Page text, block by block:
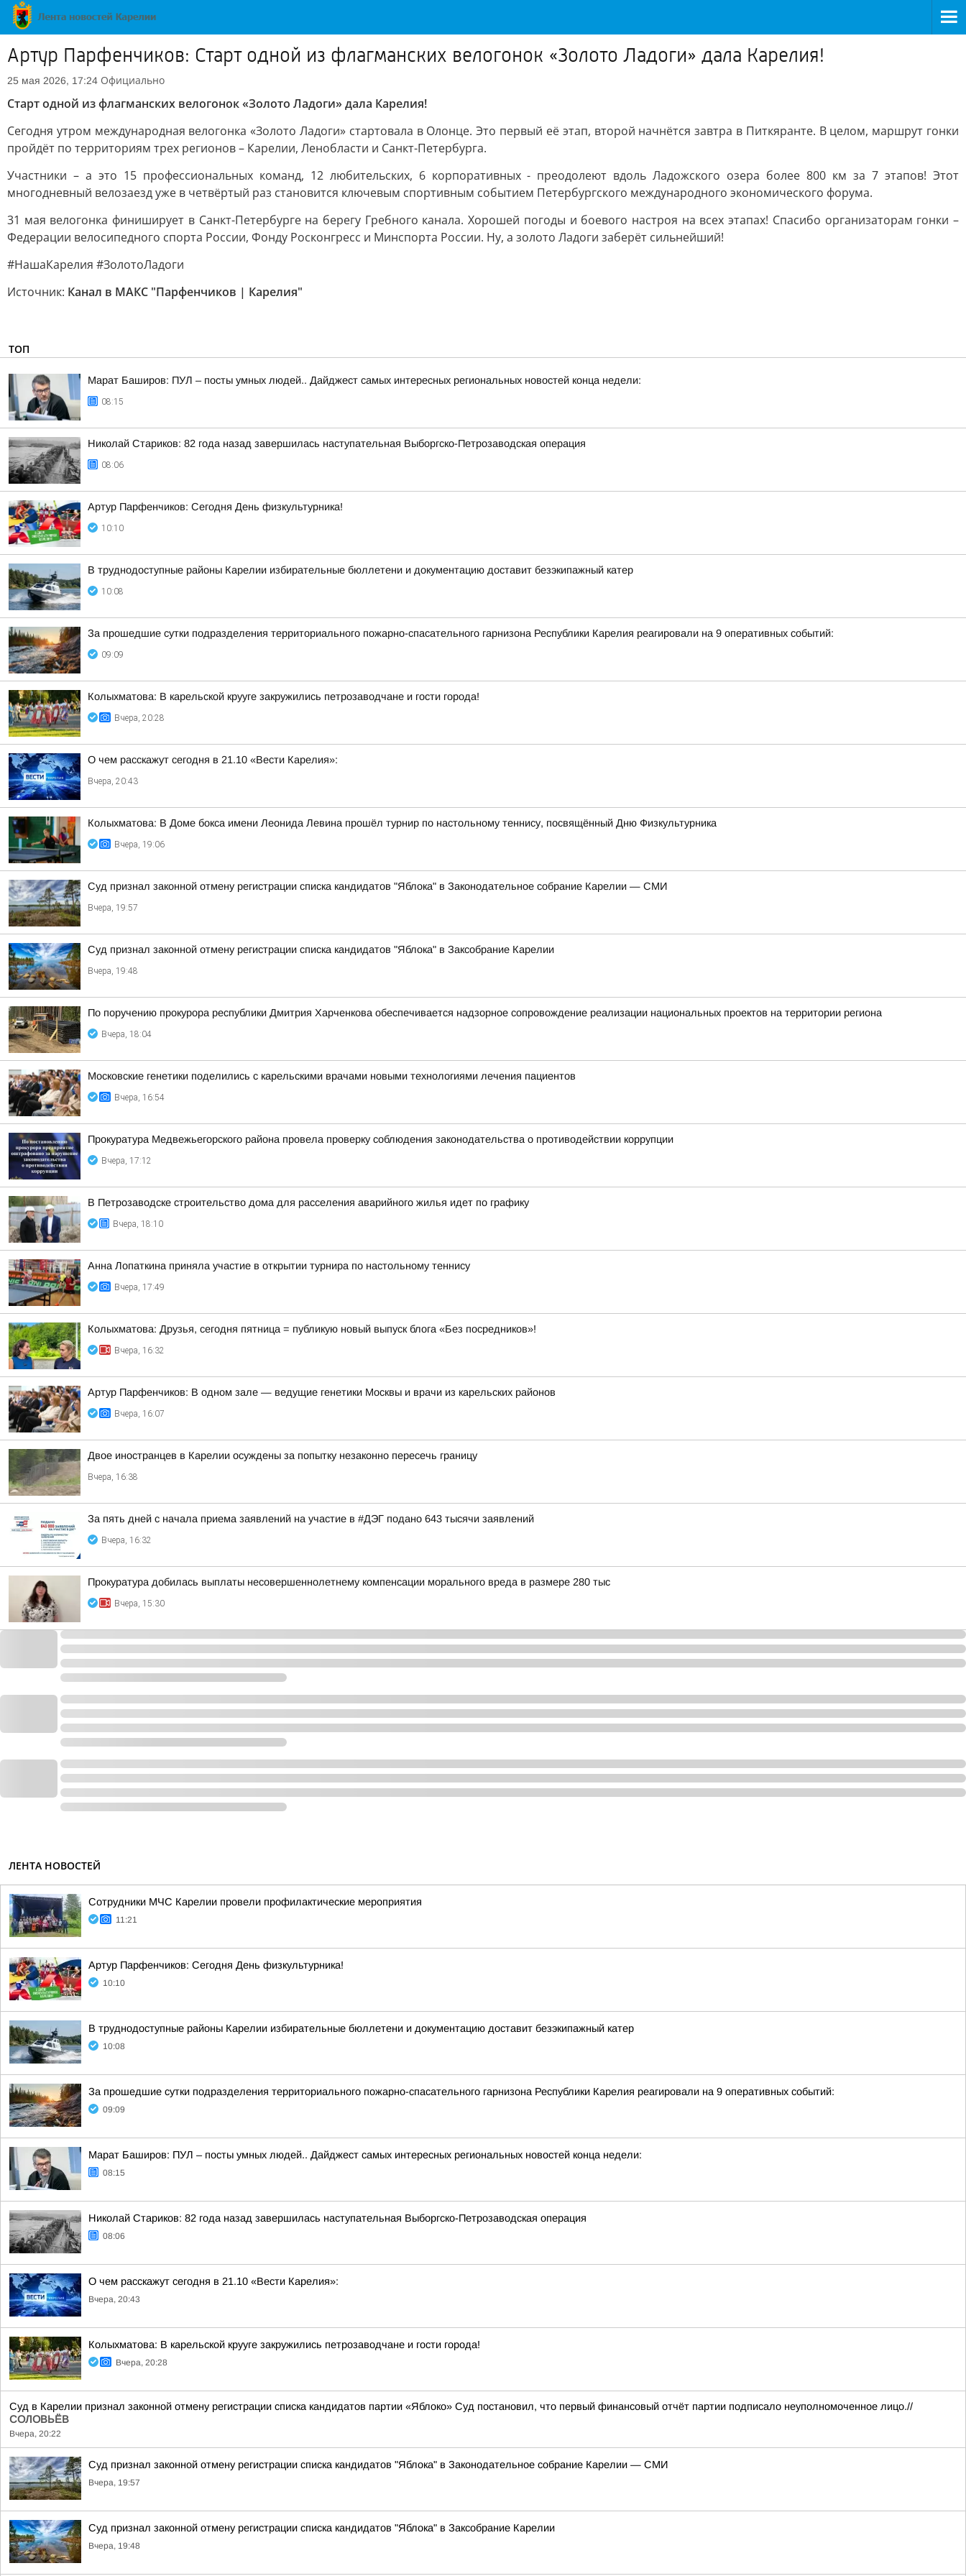
Артур Парфенчиков: Старт одной из флагманских велогонок «Золото Ладоги» дала Карелия!
25 мая 2026, 17:24 Официально
Старт одной из флагманских велогонок «Золото Ладоги» дала Карелия!
Сегодня утром международная велогонка «Золото Ладоги» стартовала в Олонце. Это первый её этап, второй начнётся завтра в Питкяранте. В целом, маршрут гонки
пройдёт по территориям трех регионов – Карелии, Ленобласти и Санкт-Петербурга.
Участники – а это 15 профессиональных команд, 12 любительских, 6 корпоративных - преодолеют вдоль Ладожского озера более 800 км за 7 этапов! Этот
многодневный велозаезд уже в четвёртый раз становится ключевым спортивным событием Петербургского международного экономического форума.
31 мая велогонка финиширует в Санкт-Петербурге на берегу Гребного канала. Хорошей погоды и боевого настроя на всех этапах! Спасибо организаторам гонки –
Федерации велосипедного спорта России, Фонду Росконгресс и Минспорта России. Ну, а золото Ладоги заберёт сильнейший!
#НашаКарелия #ЗолотоЛадоги
Источник: Канал в МАКС "Парфенчиков | Карелия"
ТОП
Марат Баширов: ПУЛ – посты умных людей.. Дайджест самых интересных региональных новостей конца недели:
08:15
Николай Стариков: 82 года назад завершилась наступательная Выборгско-Петрозаводская операция
08:06
Артур Парфенчиков: Сегодня День физкультурника!
10:10
В труднодоступные районы Карелии избирательные бюллетени и документацию доставит безэкипажный катер
10:08
За прошедшие сутки подразделения территориального пожарно-спасательного гарнизона Республики Карелия реагировали на 9 оперативных событий:
09:09
Колыхматова: В карельской крууге закружились петрозаводчане и гости города!
Вчера, 20:28
О чем расскажут сегодня в 21.10 «Вести Карелия»:
Вчера, 20:43
Колыхматова: В Доме бокса имени Леонида Левина прошёл турнир по настольному теннису, посвящённый Дню Физкультурника
Вчера, 19:06
Суд признал законной отмену регистрации списка кандидатов "Яблока" в Законодательное собрание Карелии — СМИ
Вчера, 19:57
Суд признал законной отмену регистрации списка кандидатов "Яблока" в Заксобрание Карелии
Вчера, 19:48
По поручению прокурора республики Дмитрия Харченкова обеспечивается надзорное сопровождение реализации национальных проектов на территории региона
Вчера, 18:04
Московские генетики поделились с карельскими врачами новыми технологиями лечения пациентов
Вчера, 16:54
Прокуратура Медвежьегорского района провела проверку соблюдения законодательства о противодействии коррупции
Вчера, 17:12
В Петрозаводске строительство дома для расселения аварийного жилья идет по графику
Вчера, 18:10
Анна Лопаткина приняла участие в открытии турнира по настольному теннису
Вчера, 17:49
Колыхматова: Друзья, сегодня пятница = публикую новый выпуск блога «Без посредников»!
Вчера, 16:32
Артур Парфенчиков: В одном зале — ведущие генетики Москвы и врачи из карельских районов
Вчера, 16:07
Двое иностранцев в Карелии осуждены за попытку незаконно пересечь границу
Вчера, 16:38
За пять дней с начала приема заявлений на участие в #ДЭГ подано 643 тысячи заявлений
Вчера, 16:32
Прокуратура добилась выплаты несовершеннолетнему компенсации морального вреда в размере 280 тыс
Вчера, 15:30
ЛЕНТА НОВОСТЕЙ
Сотрудники МЧС Карелии провели профилактические мероприятия
11:21
Артур Парфенчиков: Сегодня День физкультурника!
10:10
В труднодоступные районы Карелии избирательные бюллетени и документацию доставит безэкипажный катер
10:08
За прошедшие сутки подразделения территориального пожарно-спасательного гарнизона Республики Карелия реагировали на 9 оперативных событий:
09:09
Марат Баширов: ПУЛ – посты умных людей.. Дайджест самых интересных региональных новостей конца недели:
08:15
Николай Стариков: 82 года назад завершилась наступательная Выборгско-Петрозаводская операция
08:06
О чем расскажут сегодня в 21.10 «Вести Карелия»:
Вчера, 20:43
Колыхматова: В карельской крууге закружились петрозаводчане и гости города!
Вчера, 20:28
Суд в Карелии признал законной отмену регистрации списка кандидатов партии «Яблоко» Суд постановил, что первый финансовый отчёт партии подписало неуполномоченное лицо.//
СОЛОВЬЁВ
Вчера, 20:22
Суд признал законной отмену регистрации списка кандидатов "Яблока" в Законодательное собрание Карелии — СМИ
Вчера, 19:57
Суд признал законной отмену регистрации списка кандидатов "Яблока" в Заксобрание Карелии
Вчера, 19:48